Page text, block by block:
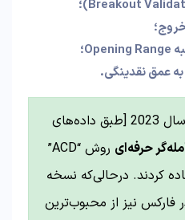
عمق نقدینگی.
جالب است بدانید که در سال 2023 [طبق داده‌های
حرفه‌ای
روش “ACD”
کردند. درحالی‌که نسخه
نیز از محبوب‌ترین